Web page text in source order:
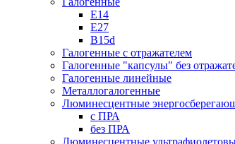
Е14
Е27
B15d
Галогенные с отражателем
Галогенные "капсулы" без
Галогенные линейные
Металлогалогенные
Люминесцентные
с ПРА
без ПРА